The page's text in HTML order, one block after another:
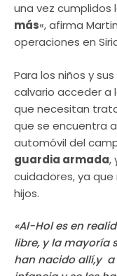
una vez cumplidos
más«, afirma
operaciones en
Para los niños y
calvario acceder a
que necesitan
que se encuentra
automóvil del
guardia armada,
cuidadores, ya que
hijos.
«Al-Hol es en
libre, y la mayoría
han nacido allí,y a